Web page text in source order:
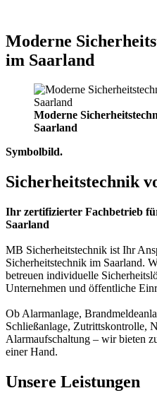
Moderne
im Saarland
Moderne
Saarland
Symbolbild.
Sicherheitstechnik
Ihr zertifizierter Fachbetrieb
Saarland
MB Sicherheitstechnik ist Ihr
Sicherheitstechnik im Saarland.
betreuen individuelle
Unternehmen und öffentliche
Ob Alarmanlage,
Schließanlage, Zutrittskontrolle,
Alarmaufschaltung – wir bieten
einer Hand.
Unsere Leistungen